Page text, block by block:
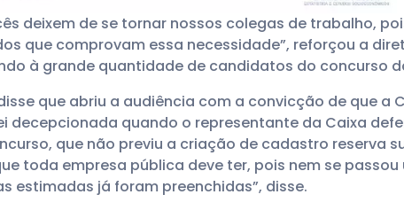
deixem de se tornar nossos colegas de trabalho,
que comprovam essa necessidade”, reforçou a
à grande quantidade de candidatos do concurso
que abriu a audiência com a convicção de que a
decepcionada quando o representante da Caixa
que não previu a criação de cadastro reserva
toda empresa pública deve ter, pois nem se
estimadas já foram preenchidas”, disse.